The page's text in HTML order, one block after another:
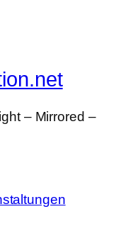
– Mirrored –